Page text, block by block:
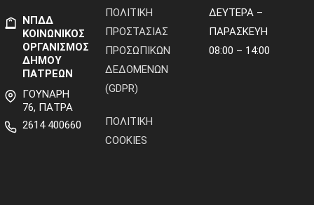
ΝΠΔΔ
ΚΟΙΝΩΝΙΚΟΣ
ΟΡΓΑΝΙΣΜΟΣ
ΔΗΜΟΥ
ΠΑΤΡΕΩΝ
ΓΟΥΝΑΡΗ
76, ΠΑΤΡΑ
2614 400660
ΠΟΛΙΤΙΚΗ
ΠΡΟΣΤΑΣΙΑΣ
ΠΡΟΣΩΠΙΚΩΝ
ΔΕΔΟΜΕΝΩΝ
(GDPR)
ΠΟΛΙΤΙΚΗ
COOKIES
ΔΕΥΤΕΡΑ –
ΠΑΡΑΣΚΕΥΗ
08:00 – 14:00